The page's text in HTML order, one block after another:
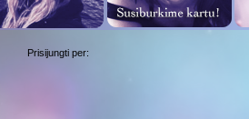
Prisijungti per: